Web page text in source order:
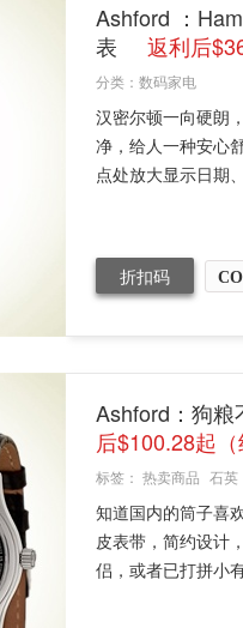
Ashford ：
表
返利后
分类： 数码家电
汉密尔顿一向硬朗
净，给人一种安心
点处放大显示日期
折扣码
Ashford：狗
后$100.28起
标签： 热卖商品 石英
知道国内的筒子喜
皮表带，简约设计
侣，或者已打拼小